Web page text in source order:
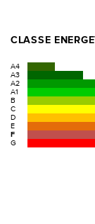
CLASSE
A4
A3
A2
A1
B
C
D
E
F
G